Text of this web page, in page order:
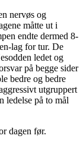
nervøs og
måtte ut i
endte dermed 8-
lag for tur. De
ledet og
på begge sider
bedre og bedre
utgruppert
ledelse på to mål
dagen før.